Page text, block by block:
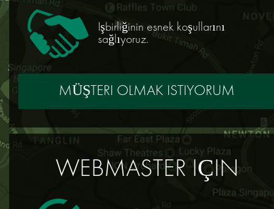
Işbirliğinin esnek koşullarını
sağlıyoruz.
MÜŞTERI OLMAK ISTIYORUM
WEBMASTER IÇIN